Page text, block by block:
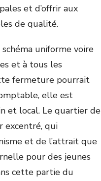
et d’offrir aux
de qualité.
uniforme voire
et à tous les
fermeture pourrait
elle est
et local. Le quartier de
excentré, qui
et de l’attrait que
pour des jeunes
cette partie du